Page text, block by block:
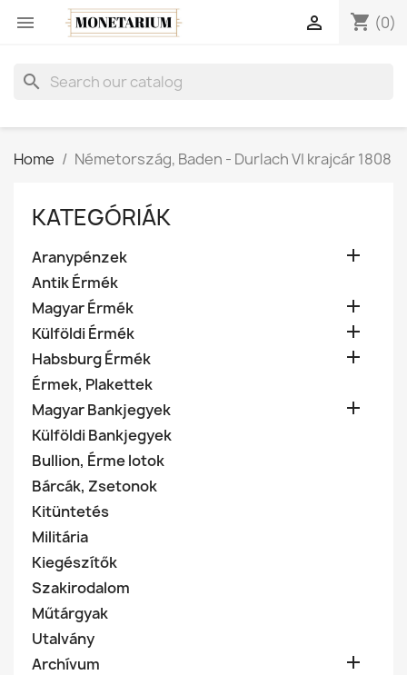
 shopping_cart (0)

search
Home Németország, Baden - Durlach VI krajcár 1808
KATEGÓRIÁK
Aranypénzek 
Antik Érmék
Magyar Érmék

Külföldi Érmék 
Habsburg Érmék 
Érmek, Plakettek
Magyar Bankjegyek

Külföldi Bankjegyek
Bullion, Érme lotok
Bárcák, Zsetonok
Kitüntetés
Militária
Kiegészítők
Szakirodalom
Műtárgyak
Utalvány
Archívum
